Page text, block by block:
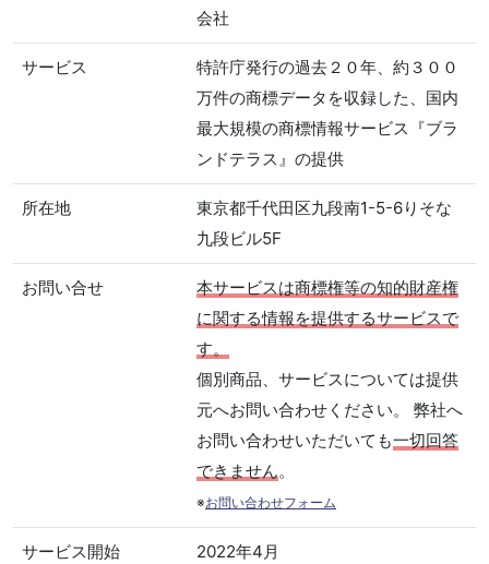
会社
サービス
特許庁発行の過去２０年、約３００
万件の商標データを収録した、国内
最大規模の商標情報サービス『ブラ
ンドテラス』の提供
所在地
東京都千代田区九段南1-5-6りそな
九段ビル5F
お問い合せ
本サービスは商標権等の知的財産権
に関する情報を提供するサービスで
す。
個別商品、サービスについては提供
元へお問い合わせください。 弊社へ
お問い合わせいただいても一切回答
できません。
※お問い合わせフォーム
サービス開始 2022年4月